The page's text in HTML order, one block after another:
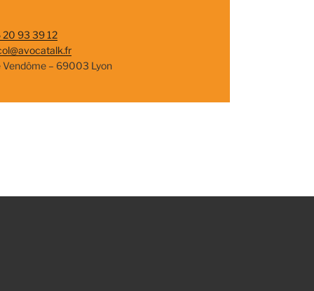
93 39 12
Vendôme – 69003 Lyon